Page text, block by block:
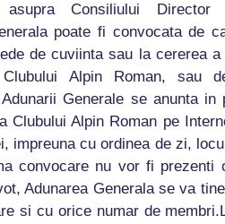
asupra Consiliului
poate fi convocata de
de cuviinta sau la cererea
Clubului Alpin Roman, sau
Generale se anunta
Clubului Alpin Roman pe
impreuna cu ordinea de zi,
convocare nu vor fi prezenti
Adunarea Generala se va
si cu orice numar de